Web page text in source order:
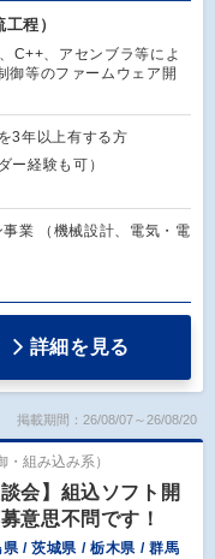
程）
C++、アセンブラ等によ
御等のファームウェア開
3年以上有する方
ー経験も可）
業 （機械設計、電気・電
詳細を見る
掲載期間：26/08/07～26/08/20
組み込み系）
会】組込ソフト開
意思不問です！
/ 茨城県 / 栃木県 / 群馬